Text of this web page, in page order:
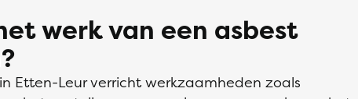
werk van een asbest
Etten-Leur verricht werkzaamheden zoals